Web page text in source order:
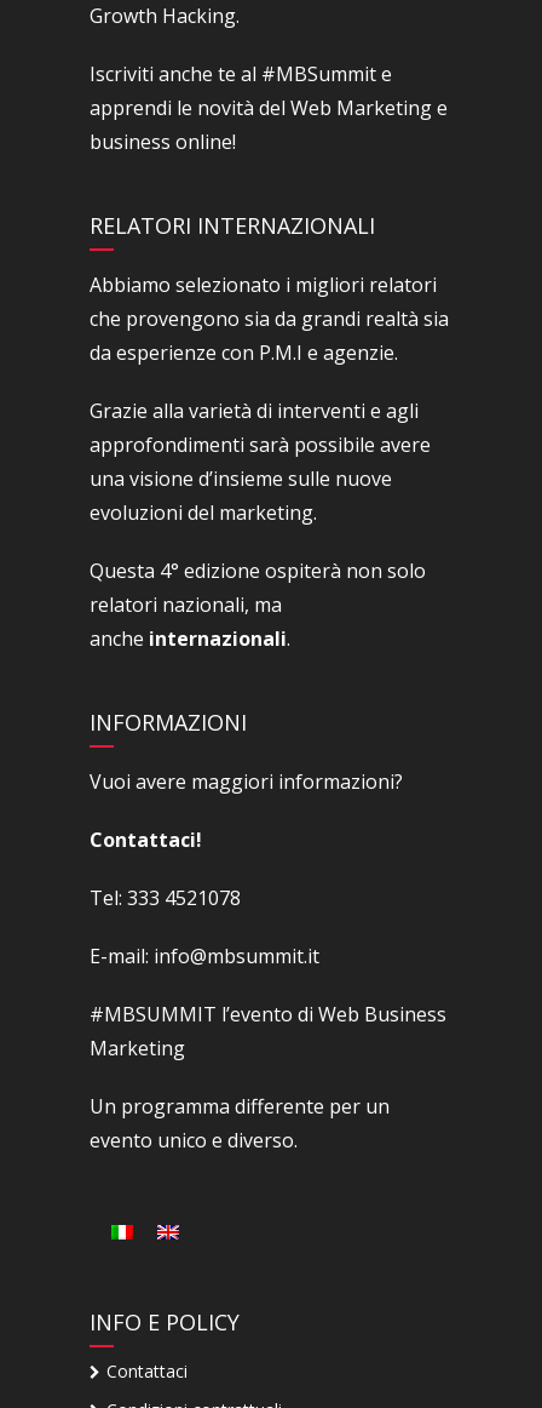
Growth Hacking.
Iscriviti anche te al #MBSummit e
apprendi le novità del Web Marketing e
business online!
RELATORI INTERNAZIONALI
Abbiamo selezionato i migliori relatori
che provengono sia da grandi realtà sia
da esperienze con P.M.I e agenzie.
Grazie alla varietà di interventi e agli
approfondimenti sarà possibile avere
una visione d’insieme sulle nuove
evoluzioni del marketing.
Questa 4° edizione ospiterà non solo
relatori nazionali, ma
anche internazionali.
INFORMAZIONI
Vuoi avere maggiori informazioni?
Contattaci!
Tel: 333 4521078
E-mail: info@mbsummit.it
#MBSUMMIT l’evento di Web Business
Marketing
Un programma differente per un
evento unico e diverso.
INFO E POLICY
Contattaci